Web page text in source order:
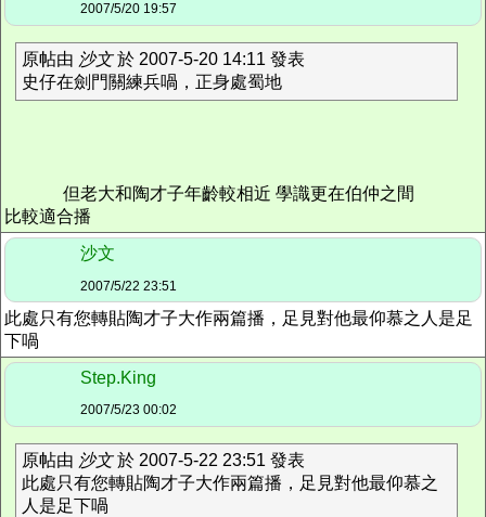
2007/5/20 19:57
原帖由 沙文於 2007-5-20 14:11 發表
史仔在劍門關練兵喎，正身處蜀地
但老大和陶才子年齡較相近 學識更在伯仲之間
比較適合播
沙文
2007/5/22 23:51
此處只有您轉貼陶才子大作兩篇播，足見對他最仰慕之人是足
下喎
Step.King
2007/5/23 00:02
原帖由 沙文於 2007-5-22 23:51 發表
此處只有您轉貼陶才子大作兩篇播，足見對他最仰慕之
人是足下喎